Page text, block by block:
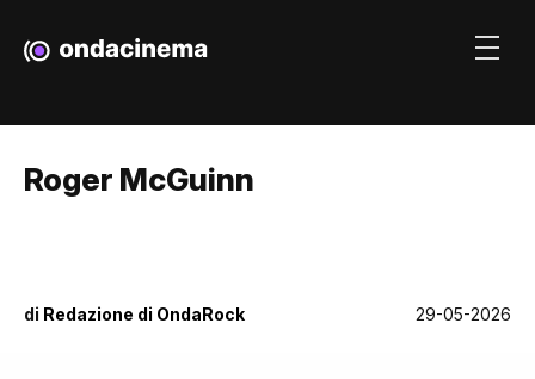
Roger McGuinn
di Redazione di OndaRock 29-05-2026